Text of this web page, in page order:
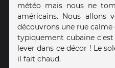
météo mais nous ne
américains. Nous allons
découvrons une rue
typiquement cubaine
lever dans ce décor ! Le
il fait chaud.